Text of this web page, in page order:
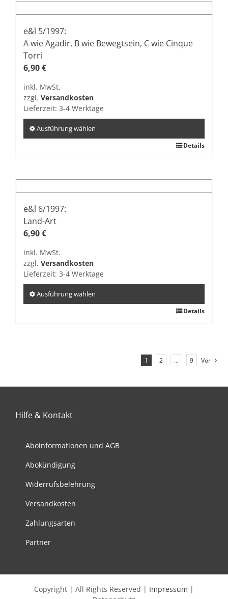
mehrere
Varianten
auf.
Die
Optionen
können
der
Produktseite
werden
e&l 5/1997:
A wie Agadir, B wie Bewegtsein, C wie Cinque
Torri
6,90€
inkl. MwSt.
zzgl. Versandkosten
Lieferzeit: 3-4 Werktage
Ausführung wählen
mehrere
Varianten
auf.
Die
Optionen
auf
der
gewählt
werden
Details
e&l 6/1997:
Land-Art
6,90€
inkl. MwSt.
zzgl. Versandkosten
Lieferzeit: 3-4 Werktage
Ausführung wählen
Die
können
Produktseite
werden
Details
1 2 … 9 Vor
Hilfe & Kontakt
Aboinformationen und AGB
Abokündigung
Widerrufsbelehrung
Versandkosten
Zahlungsarten
Partner
Copyright | All Rights Reserved | Impressum |